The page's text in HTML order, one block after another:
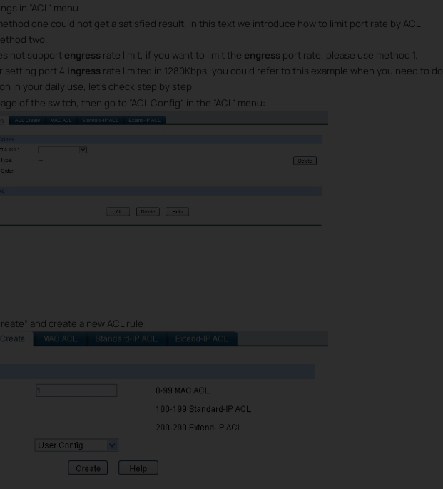
in “ACL” menu
one could not get a satisfied result, in this text we introduce how to limit port rate by ACL
two.
not support engress rate limit, if you want to limit the engress port rate, please use method 1.
setting port 4 ingress rate limited in 1280Kbps, you could refer to this example when you need to do
in your daily use, let’s check step by step:
of the switch, then go to “ACL Config” in the “ACL” menu:
and create a new ACL rule: